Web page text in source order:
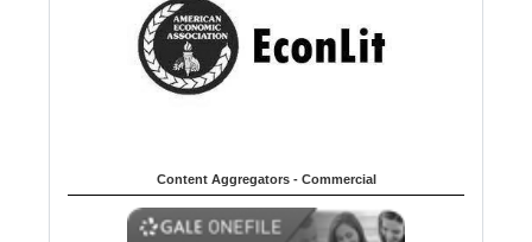
Content Aggregators - Commercial